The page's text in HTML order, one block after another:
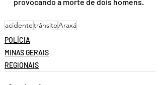
acidentetrânsitoAraxá
POLÍCIA
MINAS GERAIS
REGIONAIS